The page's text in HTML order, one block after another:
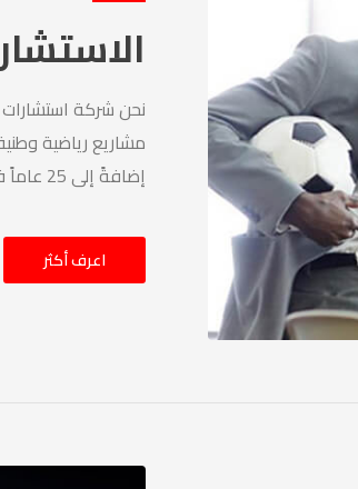
نحن شركة
إضافةً إلى 25 عاماً في أوروبا وعشر سنوات في الشرق الأوسط.
اعرف أكثر